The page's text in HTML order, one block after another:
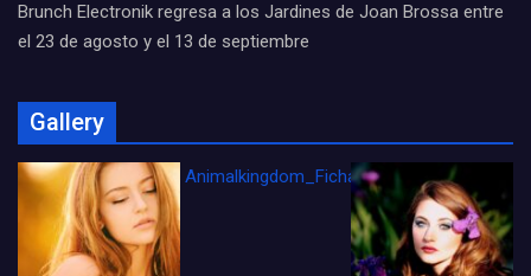
Brunch Electronik regresa a los Jardines de Joan Brossa entre
el 23 de agosto y el 13 de septiembre
Gallery
Animalkingdom_FichaCine